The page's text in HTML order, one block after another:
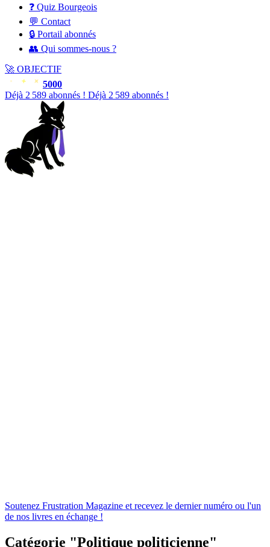
❓ Quiz Bourgeois
💬 Contact
🔒 Portail abonnés
👥 Qui sommes-nous ?
🚀 OBJECTIF
5000
Déjà 2 589 abonnés ! Déjà 2 589 abonnés !
Soutenez Frustration Magazine et recevez le dernier numéro ou l'un
de nos livres en échange !
Catégorie "Politique politicienne"